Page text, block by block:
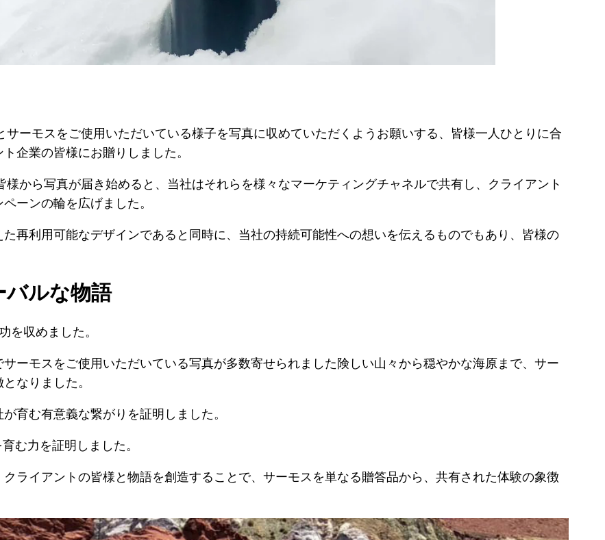
ーモスをご使用いただいている様子を写真に収めていただくようお願いする、皆様一人ひとりに合
企業の皆様にお贈りしました。
から写真が届き始めると、当社はそれらを様々なマーケティングチャネルで共有し、クライアント
ーンの輪を広げました。
再利用可能なデザインであると同時に、当社の持続可能性への想いを伝えるものでもあり、皆様の
バルな物語
を収めました。
ーモスをご使用いただいている写真が多数寄せられました険しい山々から穏やかな海原まで、サー
なりました。
育む有意義な繋がりを証明しました。
む力を証明しました。
ライアントの皆様と物語を創造することで、サーモスを単なる贈答品から、共有された体験の象徴